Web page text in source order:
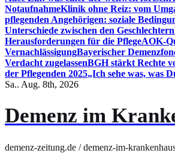
NotaufnahmeKlinik ohne Reiz: vom
pflegenden Angehörigen: soziale
Unterschiede zwischen den Geschlechtern
Herausforderungen für die PflegeAOK-
VernachlässigungBayerischer
Verdacht zugelassenBGH stärkt Rechte
der Pflegenden 2025„Ich sehe was, was
Sa.. Aug. 8th, 2026
Demenz im
demenz-zeitung.de / demenz-im-